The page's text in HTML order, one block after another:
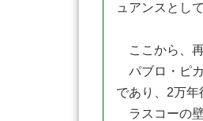
ュアンスとし
ここから、再
パブロ・ピカ
であり、2万年
ラスコーの壁